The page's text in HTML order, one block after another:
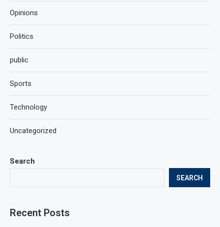
Search
SEARCH
Recent Posts
Opinions
Politics
public
Sports
Technology
Uncategorized